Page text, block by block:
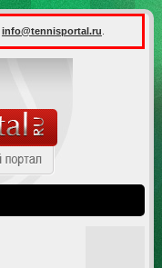
info@tennisportal.ru